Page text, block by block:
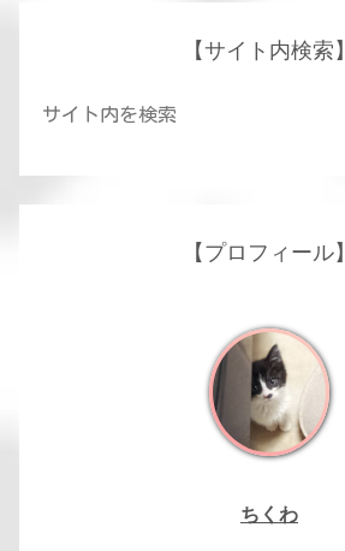
【サイト内検索】
【プロフィール】
ちくわ